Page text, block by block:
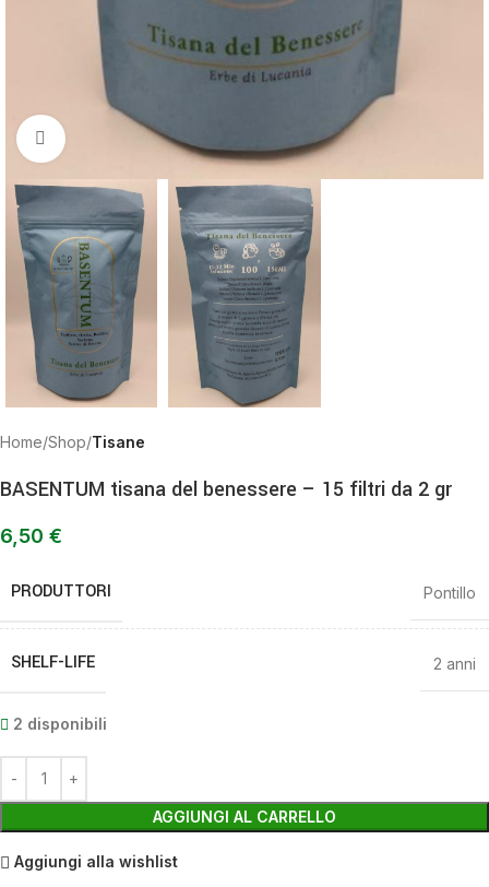
Clicca per ingrandire
Home Shop Tisane
BASENTUM tisana del benessere – 15 filtri da 2 gr
6,50 €
PRODUTTORI Pontillo
SHELF-LIFE 2 anni
2 disponibili
AGGIUNGI AL CARRELLO
Aggiungi alla wishlist